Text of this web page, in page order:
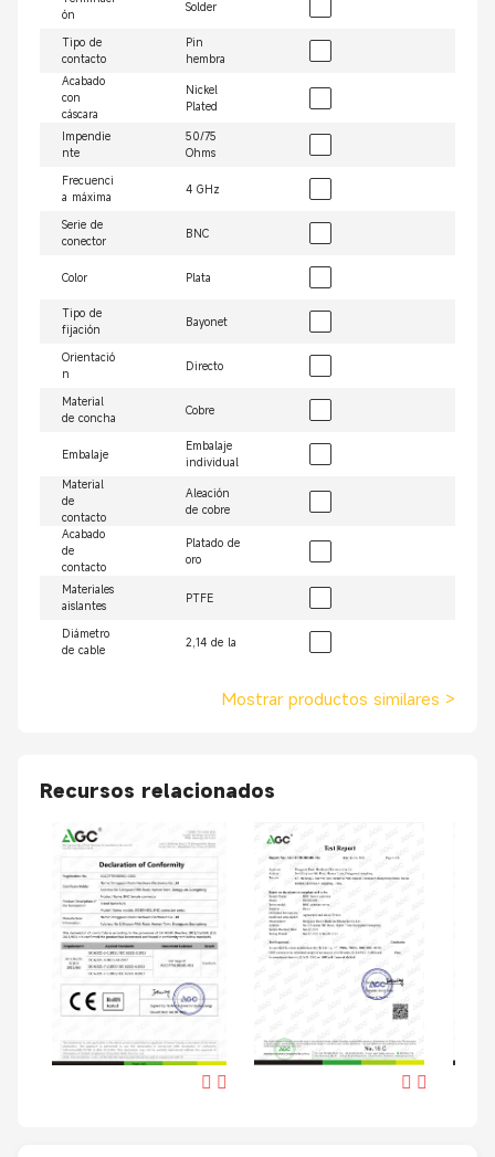
ón
Solder
Tipo de
contacto
Pin
hembra
Acabado
con
cáscara
Nickel
Plated
Impendie
nte
50/75
Ohms
Frecuenci
a máxima
4 GHz
Serie de
conector
BNC
Color Plata
Tipo de
fijación
Bayonet
Orientació
n
Directo
Material
de concha
Cobre
Embalaje
Embalaje
individual
Material
de
contacto
Aleación
de cobre
Acabado
de
contacto
Platado de
oro
Materiales
aislantes
PTFE
Diámetro
de cable
2,14 de la
Mostrar productos similares >
Recursos relacionados